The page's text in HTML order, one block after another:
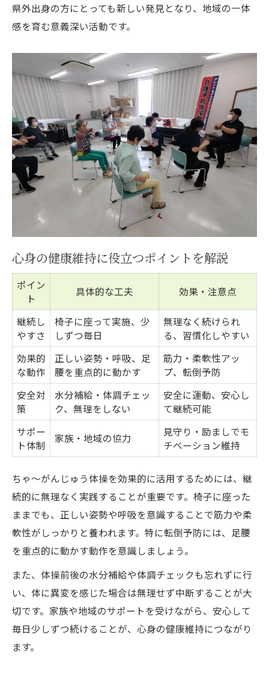
県外出身の方にとっても新しい発見となり、地域の一体
感を育む意義深い活動です。
心身の健康維持に役立つポイントを解説
ポイン
ト
具体的な工夫 効果・注意点
継続し
やすさ
椅子に座って実施、少
しずつ毎日
無理なく続けられ
る、習慣化しやすい
効果的
な動作
正しい姿勢・呼吸、足
腰を重点的に動かす
筋力・柔軟性アッ
プ、転倒予防
安全対
策
水分補給・体調チェッ
ク、無理をしない
安全に運動、安心し
て継続可能
サポー
ト体制
家族・地域の協力
見守り・励ましでモ
チベーション維持
ちゃ～がんじゅう体操を効果的に活用するためには、継
続的に無理なく実践することが重要です。椅子に座った
ままでも、正しい姿勢や呼吸を意識することで筋力や柔
軟性がしっかりと養われます。特に転倒予防には、足腰
を重点的に動かす動作を意識しましょう。
また、体操前後の水分補給や体調チェックも忘れずに行
い、体に異変を感じた場合は無理せず中断することが大
切です。家族や地域のサポートを受けながら、安心して
毎日少しずつ続けることが、心身の健康維持につながり
ます。